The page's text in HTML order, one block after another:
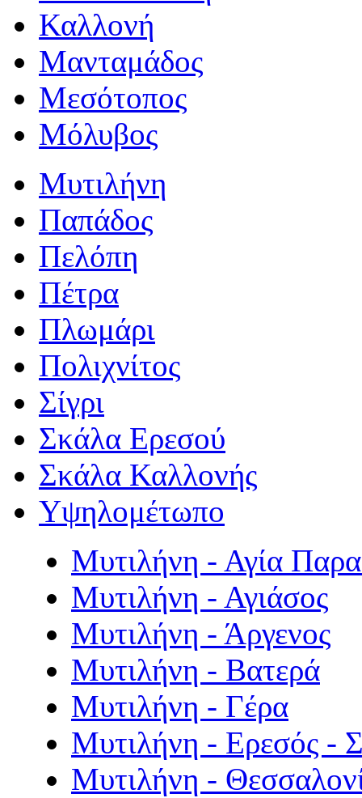
Καλλονή
Μανταμάδος
Μεσότοπος
Μόλυβος
Μυτιλήνη
Παπάδος
Πελόπη
Πέτρα
Πλωμάρι
Πολιχνίτος
Σίγρι
Σκάλα Ερεσού
Σκάλα Καλλονής
Υψηλομέτωπο
Μυτιλήνη - Αγία
Μυτιλήνη - Αγιάσος
Μυτιλήνη - Άργενος
Μυτιλήνη - Βατερά
Μυτιλήνη - Γέρα
Μυτιλήνη - Ερεσός -
Μυτιλήνη -